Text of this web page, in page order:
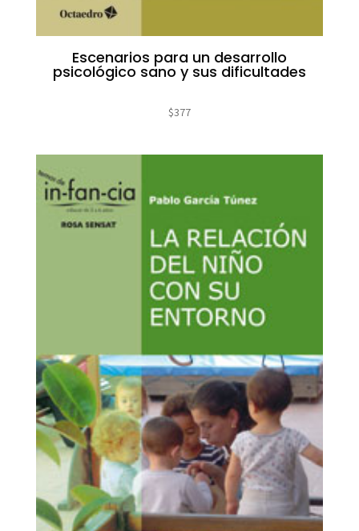
Escenarios para un desarrollo
psicológico sano y sus dificultades
$377